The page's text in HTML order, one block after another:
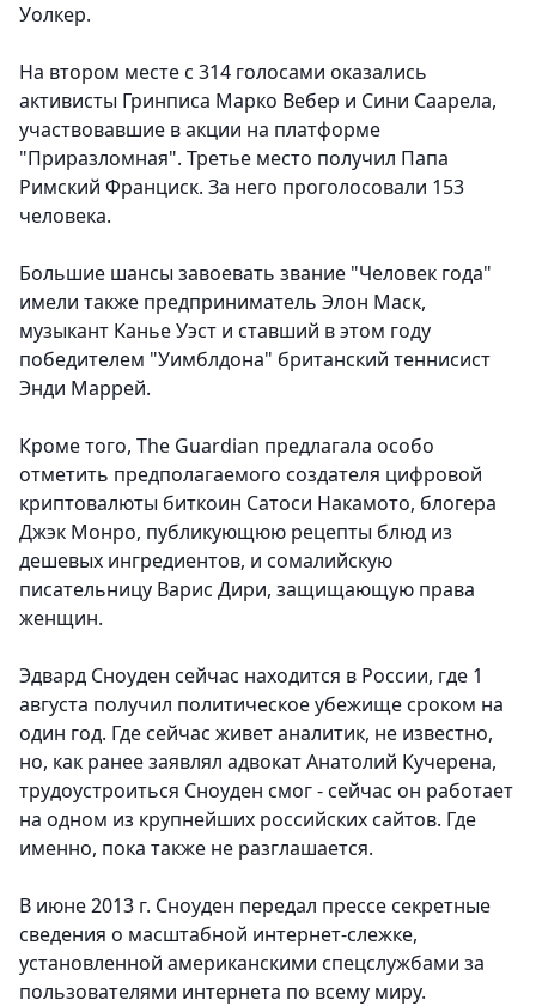
Уолкер.
На втором месте с 314 голосами оказались
активисты Гринписа Марко Вебер и Сини Саарела,
участвовавшие в акции на платформе
"Приразломная". Третье место получил Папа
Римский Франциск. За него проголосовали 153
человека.
Большие шансы завоевать звание "Человек года"
имели также предприниматель Элон Маск,
музыкант Канье Уэст и ставший в этом году
победителем "Уимблдона" британский теннисист
Энди Маррей.
Кроме того, The Guardian предлагала особо
отметить предполагаемого создателя цифровой
криптовалюты биткоин Сатоси Накамото, блогера
Джэк Монро, публикующюю рецепты блюд из
дешевых ингредиентов, и сомалийскую
писательницу Варис Дири, защищающую права
женщин.
Эдвард Сноуден сейчас находится в России, где 1
августа получил политическое убежище сроком на
один год. Где сейчас живет аналитик, не известно,
но, как ранее заявлял адвокат Анатолий Кучерена,
трудоустроиться Сноуден смог - сейчас он работает
на одном из крупнейших российских сайтов. Где
именно, пока также не разглашается.
В июне 2013 г. Сноуден передал прессе секретные
сведения о масштабной интернет-слежке,
установленной американскими спецслужбами за
пользователями интернета по всему миру.